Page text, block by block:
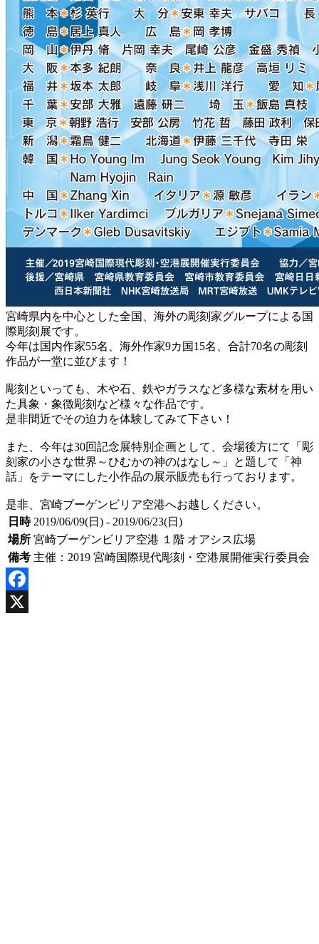
宮崎県内を中心とした全国、海外の彫刻家グループによる国
際彫刻展です。
今年は国内作家55名、海外作家9カ国15名、合計70名の彫刻
作品が一堂に並びます！
彫刻といっても、木や石、鉄やガラスなど多様な素材を用い
た具象・象徴彫刻など様々な作品です。
是非間近でその迫力を体験してみて下さい！
また、今年は30回記念展特別企画として、会場後方にて「彫
刻家の小さな世界～ひむかの神のはなし～」と題して「神
話」をテーマにした小作品の展示販売も行っております。
是非、宮崎ブーゲンビリア空港へお越しください。
日時 2019/06/09(日) - 2019/06/23(日)
場所 宮崎ブーゲンビリア空港 １階 オアシス広場
備考 主催：2019 宮崎国際現代彫刻・空港展開催実行委員会
Facebook